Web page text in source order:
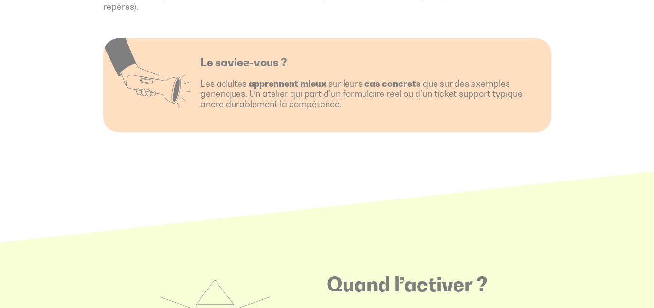
repères).
Le saviez-vous ?
Les adultesapprennent mieux sur leurscas concrets que sur des exemples
génériques. Un atelier qui part d’un formulaire réel ou d’un ticket support typique
ancre durablement la compétence.
Quand l’activer ?